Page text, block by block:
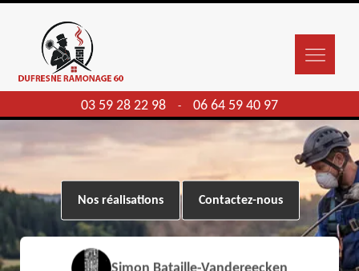
03 59 28 22 98 - 06 64 59 40 97
Nos réalisations Contactez-nous